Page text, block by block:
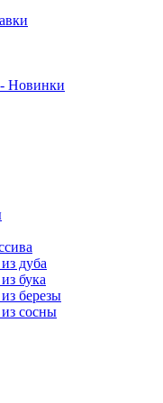
Новинки
дуба
бука
березы
сосны